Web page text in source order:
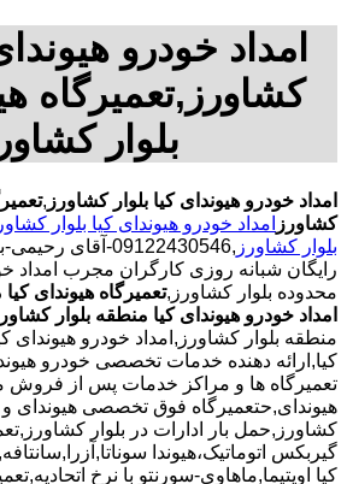
امداد خودرو
کشاورز,تعمیرگاه
بلوار
امداد خودرو هیوندای کیا بلوار کشاورز ,
کشاورز امداد خودرو هیوندای کیا بلوار
بلوار کشاورز
,09122430546-
رایگان شبانه روزی کارگران مجرب امداد
محدوده بلوار کشاورز,تعمیرگاه هیوندای
امداد خودرو هیوندای کیا منطقه بلوار
منطقه بلوار کشاورز,امداد خودرو هیوندای
کیا,ارائه دهنده خدمات تخصصی خودرو
تعمیرگاه ها و مراکز خدمات پس از فروش
هیوندای,حتعمیرگاه فوق تخصصی هیوندای و
کشاورز,حمل بار ادارات در بلوار
گیربکس اتوماتیک،هیوندا
کیا اوپتیما‌,ماهاوی-سورنتو با نرخ